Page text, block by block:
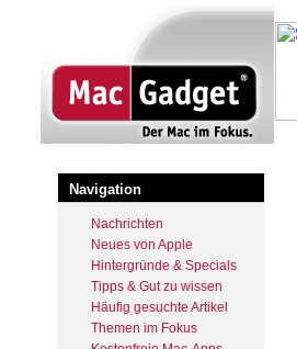
Navigation
Nachrichten
Neues von Apple
Hintergründe & Specials
Tipps & Gut zu wissen
Häufig gesuchte Artikel
Themen im Fokus